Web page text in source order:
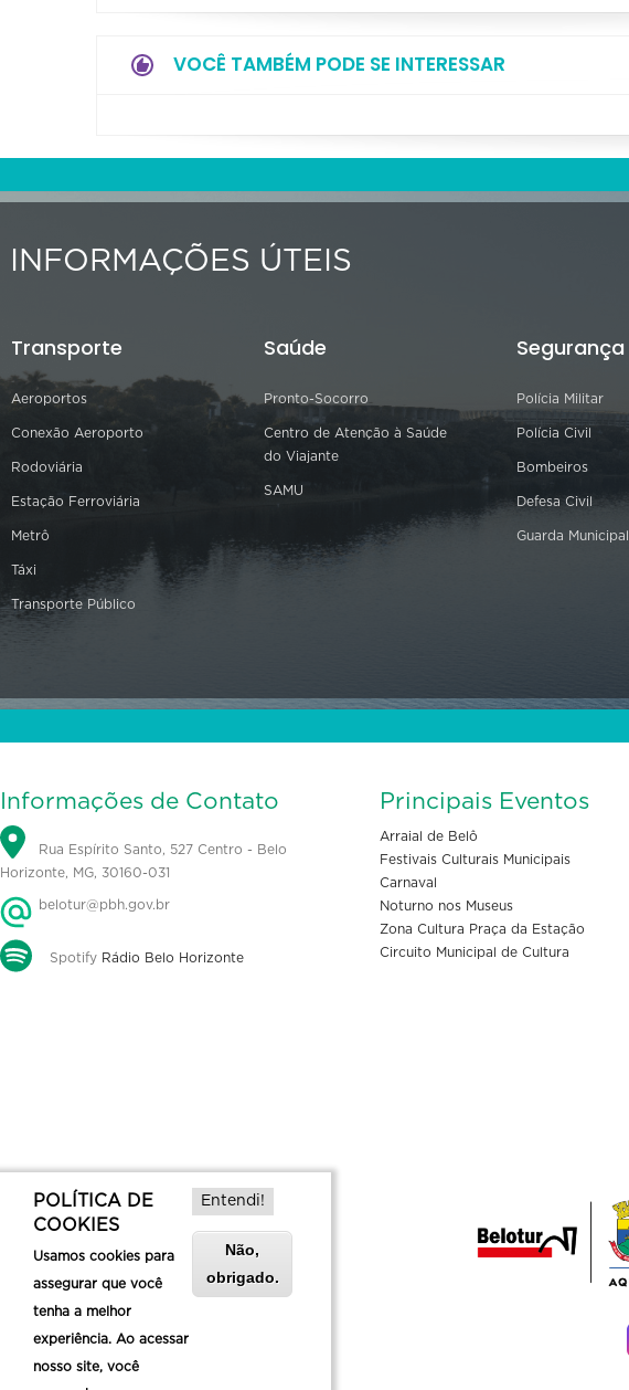
VOCÊ TAMBÉM PODE SE INTERESSAR
INFORMAÇÕES ÚTEIS
Transporte
Aeroportos
Conexão Aeroporto
Rodoviária
Estação Ferroviária
Metrô
Táxi
Transporte Público
Saúde
Pronto-Socorro
Centro de Atenção à Saúde
do Viajante
SAMU
Segurança
Polícia Militar
Polícia Civil
Bombeiros
Defesa Civil
Guarda Municipal
Informações de Contato
Rua Espírito Santo, 527 Centro - Belo
Horizonte, MG, 30160-031
belotur@pbh.gov.br
Spotify Rádio Belo Horizonte
Principais Eventos
Arraial de Belô
Festivais Culturais Municipais
Carnaval
Noturno nos Museus
Zona Cultura Praça da Estação
Circuito Municipal de Cultura
POLÍTICA DE
COOKIES
Usamos cookies para
assegurar que você
tenha a melhor
experiência. Ao acessar
nosso site, você
Entendi!
Não,
obrigado.